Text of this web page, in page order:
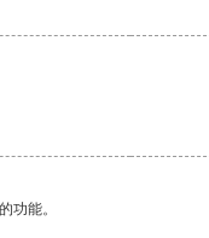
功能。